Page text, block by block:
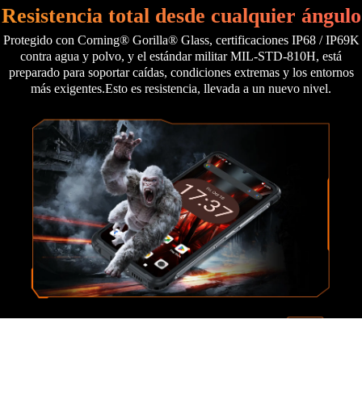
Resistencia total desde cualquier ángulo
Protegido con Corning® Gorilla® Glass, certificaciones IP68 / IP69K
contra agua y polvo, y el estándar militar MIL-STD-810H, está
preparado para soportar caídas, condiciones extremas y los entornos
más exigentes.Esto es resistencia, llevada a un nuevo nivel.